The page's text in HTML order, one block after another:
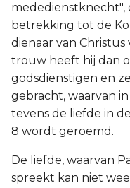
mededienstknecht",
betrekking tot de
dienaar van
trouw heeft hij dan
godsdienstigen en
gebracht, waarvan
tevens de liefde in
8 wordt geroemd.
De liefde, waarvan
spreekt kan niet